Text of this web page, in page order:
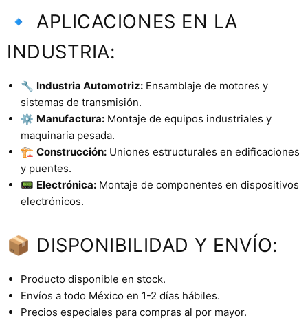
🔹 APLICACIONES EN LA
INDUSTRIA:
🔧 Industria Automotriz: Ensamblaje de motores y
sistemas de transmisión.
⚙️ Manufactura: Montaje de equipos industriales y
maquinaria pesada.
🏗️ Construcción: Uniones estructurales en edificaciones
y puentes.
📟 Electrónica: Montaje de componentes en dispositivos
electrónicos.
📦 DISPONIBILIDAD Y ENVÍO:
Producto disponible en stock.
Envíos a todo México en 1-2 días hábiles.
Precios especiales para compras al por mayor.